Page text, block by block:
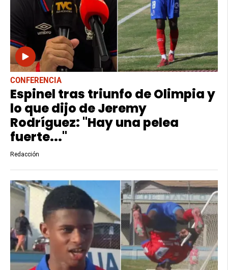
CONFERENCIA
Espinel tras triunfo de Olimpia y
lo que dijo de Jeremy
Rodríguez: "Hay una pelea
fuerte..."
Redacción